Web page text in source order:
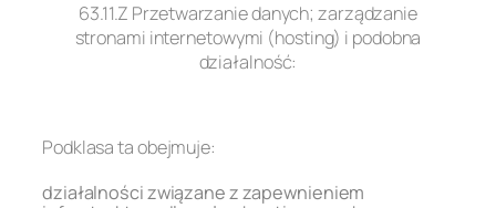
63.11.Z Przetwarzanie danych; zarządzanie
stronami internetowymi (hosting) i podobna
działalność:
Podklasa ta obejmuje:
działalności związane z zapewnieniem